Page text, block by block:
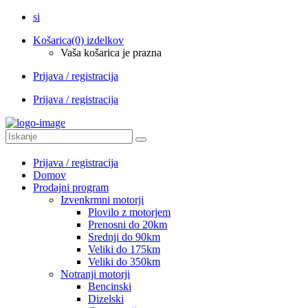
si
Košarica(0) izdelkov
Vaša košarica je prazna
Prijava / registracija
Prijava / registracija
Prijava / registracija
Domov
Prodajni program
Izvenkrmni motorji
Plovilo z motorjem
Prenosni do 20km
Srednji do 90km
Veliki do 175km
Veliki do 350km
Notranji motorji
Bencinski
Dizelski